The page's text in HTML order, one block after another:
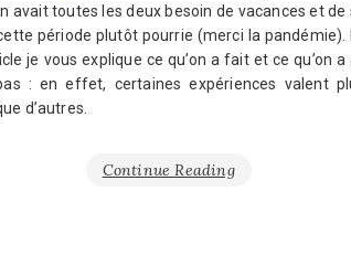
avait toutes les deux besoin de vacances et de
période plutôt pourrie (merci la pandémie).
je vous explique ce qu’on a fait et ce qu’on a
: en effet, certaines expériences valent
d’autres.
Continue Reading